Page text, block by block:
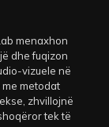
menaxhon
dhe fuqizon
vizuele në
metodat
zhvillojnë
tek të